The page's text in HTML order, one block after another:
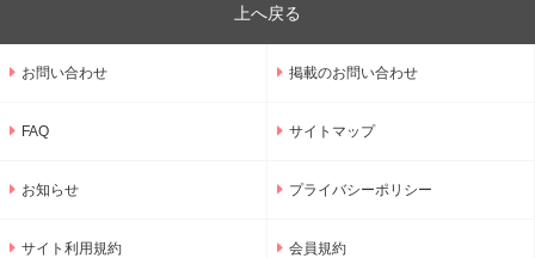
上へ戻る
お問い合わせ 掲載のお問い合わせ
FAQ サイトマップ
お知らせ プライバシーポリシー
サイト利用規約 会員規約